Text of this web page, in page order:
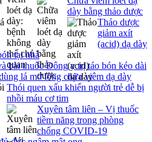
dày bằng thảo dược
Thảo dược
giảm axít
(acid) dạ dày
tại nhà
bài thuốc Đông y trị táo bón kéo dài
lá mơ lông chữa viêm dạ dày
Thói quen xấu khiến người trẻ dễ bị
nhồi máu cơ tim
Xuyên tâm liên – Vị thuốc
tiềm năng trong phòng
chống COVID-19